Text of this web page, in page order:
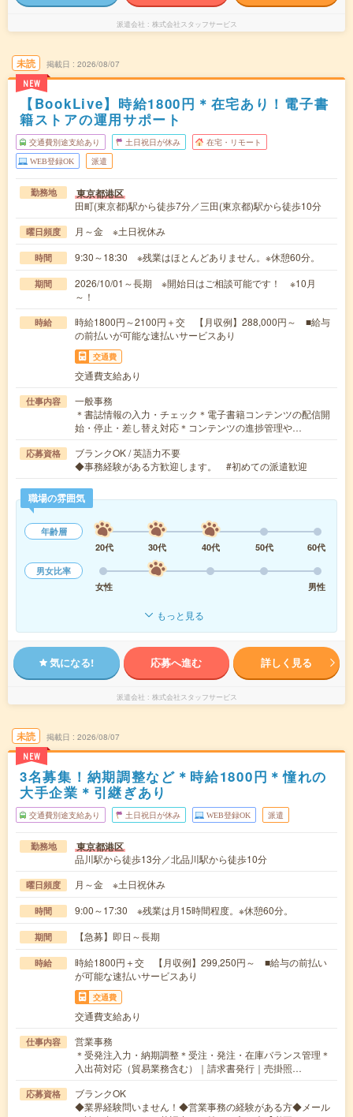
派遣会社 株式会社スタッフサービス
未読
NEW
掲載日 2026/08/07
【BookLive】時給1800円＊在宅あり！電子書
籍ストアの運用サポート
交通費別途支給あり 土日祝日が休み 在宅・リモート
WEB登録OK 派遣
勤務地 東京都港区
田町(東京都)駅から徒歩7分／三田(東京都)駅から徒歩10分
曜日頻度 月～金 ※土日祝休み
時間 9:30～18:30 ※残業はほとんどありません。※休憩60分。
期間
2026/10/01～長期 ※開始日はご相談可能です！ ※10月
～！
時給
時給1800円～2100円＋交 【月収例】288,000円～ ■給与
の前払いが可能な速払いサービスあり
交通費
交通費支給あり
仕事内容
一般事務
＊書誌情報の入力・チェック＊電子書籍コンテンツの配信開
始・停止・差し替え対応＊コンテンツの進捗管理や…
応募資格
ブランクOK / 英語力不要
◆事務経験がある方歓迎します。 #初めての派遣歓迎
職場の雰囲気
年齢層
20代
30代 40代 50代
60代
男女比率
女性
男性
もっと見る
気になる! 応募へ進む 詳しく見る
派遣会社 株式会社スタッフサービス
未読
NEW
掲載日 2026/08/07
3名募集！納期調整など＊時給1800円＊憧れの
大手企業＊引継ぎあり
交通費別途支給あり 土日祝日が休み WEB登録OK 派遣
勤務地 東京都港区
品川駅から徒歩13分／北品川駅から徒歩10分
曜日頻度 月～金 ※土日祝休み
時間 9:00～17:30 ※残業は月15時間程度。※休憩60分。
期間 【急募】即日～長期
時給
時給1800円＋交 【月収例】299,250円～ ■給与の前払い
が可能な速払いサービスあり
交通費
交通費支給あり
仕事内容
営業事務
＊受発注入力・納期調整＊受注・発注・在庫バランス管理＊
入出荷対応（貿易業務含む）｜請求書発行｜売掛照…
応募資格
ブランクOK
◆業界経験問いません！◆営業事務の経験がある方◆メール